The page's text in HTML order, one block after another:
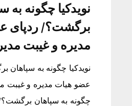
نویدکیا چگونه به
برگشت؟/ ردپای
مدیره و غیبت
نویدکیا چگونه به سپاهان
عضو هیات مدیره و غیبت
چگونه به سپاهان